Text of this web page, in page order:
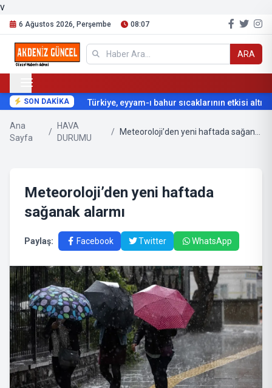
v
6 Ağustos 2026, Perşembe 08:07
ARA
SON DAKİKA Türkiye, eyyam-ı bahur sıcaklarının etkisi altına
Ana
Sayfa
/
HAVA
DURUMU
/
Meteoroloji’den yeni haftada
sağanak alarmı
Paylaş: Facebook Twitter WhatsApp